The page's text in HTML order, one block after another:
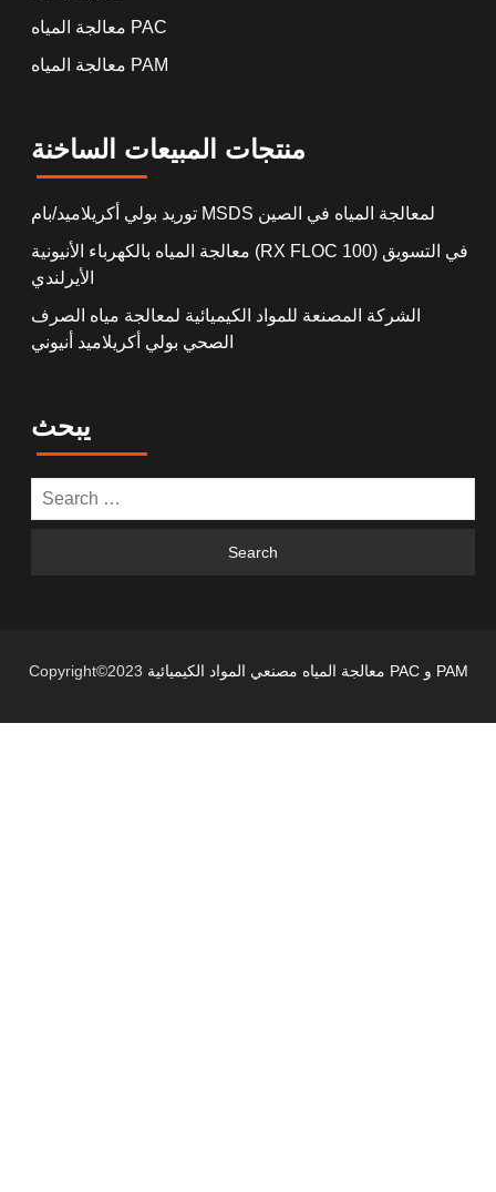
معالجة المياه PAC
معالجة المياه PAM
منتجات المبيعات الساخنة
توريد بولي أكريلاميد/بام MSDS لمعالجة المياه في الصين
معالجة المياه بالكهرباء الأنيونية (RX FLOC 100) في التسويق
الأيرلندي
الشركة المصنعة للمواد الكيميائية لمعالجة مياه الصرف
الصحي بولي أكريلاميد أنيوني
يبحث
Copyright©2023 معالجة المياه مصنعي المواد الكيميائية PAC و PAM